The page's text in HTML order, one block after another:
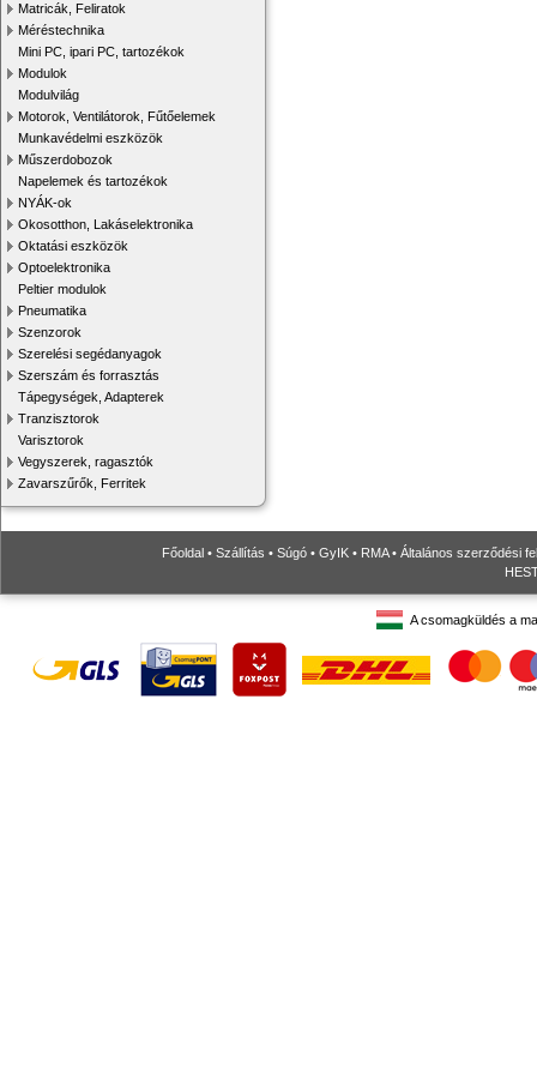
Matricák, Feliratok
Méréstechnika
Mini PC, ipari PC, tartozékok
Modulok
Modulvilág
Motorok, Ventilátorok, Fűtőelemek
Munkavédelmi eszközök
Műszerdobozok
Napelemek és tartozékok
NYÁK-ok
Okosotthon, Lakáselektronika
Oktatási eszközök
Optoelektronika
Peltier modulok
Pneumatika
Szenzorok
Szerelési segédanyagok
Szerszám és forrasztás
Tápegységek, Adapterek
Tranzisztorok
Varisztorok
Vegyszerek, ragasztók
Zavarszűrők, Ferritek
Főoldal • Szállítás • Súgó • GyIK • RMA• Általános szerződési
A csomagküldés a